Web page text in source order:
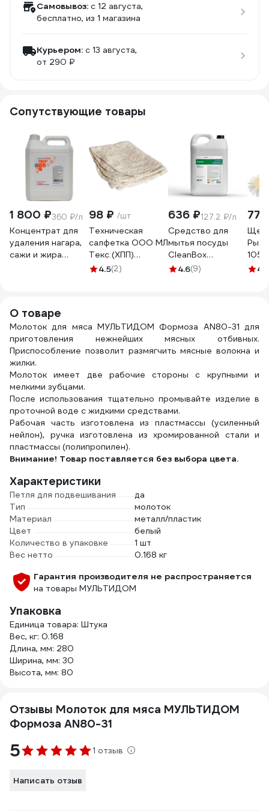
Самовывоз: c 12 августа,
бесплатно, из 1 магазина
Курьером: c 13 августа,
от 290 ₽
Сопутствующие товары
1 800 ₽360 ₽/л
Концентрат для
удаления нагара,
сажи и жира
98 ₽ /шт
Техническая
салфетка ООО МЛ
Текс (ХПП)
80x100 см, серая,
4.5(2)
636 ₽127.2 ₽/л
Средство для
мытья посуды
CleanBox
Professional
4.6(9)
77
4.4
О товаре
Молоток для мяса МУЛЬТИДОМ Формоза AN80-31 для
приготовления нежнейших мясных отбивных.
Приспособление позволит размягчить мясные волокна и
жилки.
Молоток имеет две рабочие стороны с крупными и
мелкими зубцами.
После использования тщательно промывайте изделие в
проточной воде с жидкими средствами.
Рабочая часть изготовлена из пластмассы (усиленный
нейлон), ручка изготовлена из хромированной стали и
пластмассы (полипропилен).
Внимание! Товар поставляется без выбора цвета.
Характеристики
Петля для подвешивания
да
Тип
молоток
Материал
металл/пластик
Цвет
белый
Количество в упаковке
1 шт
Вес нетто
0.168 кг
Гарантия производителя не распространяется
на товары МУЛЬТИДОМ
Упаковка
Единица товара: Штука
Вес, кг: 0.168
Длина, мм: 280
Ширина, мм: 30
Высота, мм: 80
Отзывы Молоток для мяса МУЛЬТИДОМ
Формоза AN80-31
5 1 отзыв
Написать отзыв